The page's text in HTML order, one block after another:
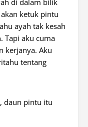
di dalam bilik
ketuk pintu
ayah tak kesah
Tapi aku cuma
kerjanya. Aku
tentang
daun pintu itu